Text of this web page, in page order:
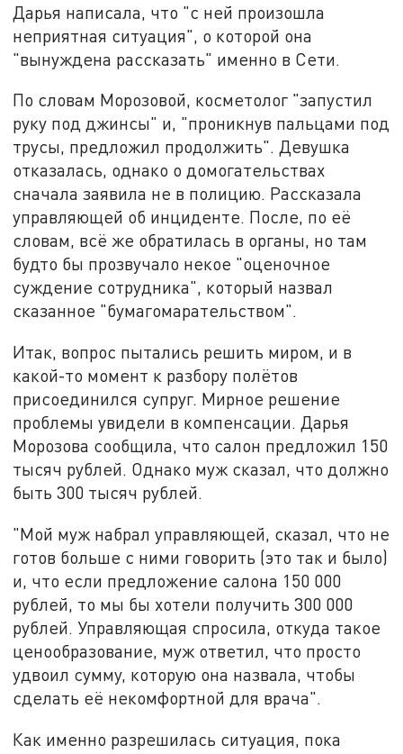
Дарья написала, что "с ней произошла
неприятная ситуация", о которой она
"вынуждена рассказать" именно в Сети.
По словам Морозовой, косметолог "запустил
руку под джинсы" и, "проникнув пальцами под
трусы, предложил продолжить". Девушка
отказалась, однако о домогательствах
сначала заявила не в полицию. Рассказала
управляющей об инциденте. После, по её
словам, всё же обратилась в органы, но там
будто бы прозвучало некое "оценочное
суждение сотрудника", который назвал
сказанное "бумагомарательством".
Итак, вопрос пытались решить миром, и в
какой-то момент к разбору полётов
присоединился супруг. Мирное решение
проблемы увидели в компенсации. Дарья
Морозова сообщила, что салон предложил 150
тысяч рублей. Однако муж сказал, что должно
быть 300 тысяч рублей.
"Мой муж набрал управляющей, сказал, что не
готов больше с ними говорить (это так и было)
и, что если предложение салона 150 000
рублей, то мы бы хотели получить 300 000
рублей. Управляющая спросила, откуда такое
ценообразование, муж ответил, что просто
удвоил сумму, которую она назвала, чтобы
сделать её некомфортной для врача".
Как именно разрешилась ситуация, пока